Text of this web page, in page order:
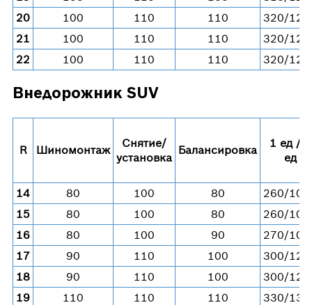
20
100 110 110
320/
21
100 110 110
320/
22
100 110 110 320/
Внедорожник SUV
R Шиномонтаж
Снятие/
установка
Балансировка
1 ед / 4
ед
14 80 100 80
260/
15
80 100 80
260/
16
80 100 90
270/
17
90 110 100
300/
18
90 110 100
300/
19
110 110 110
330/